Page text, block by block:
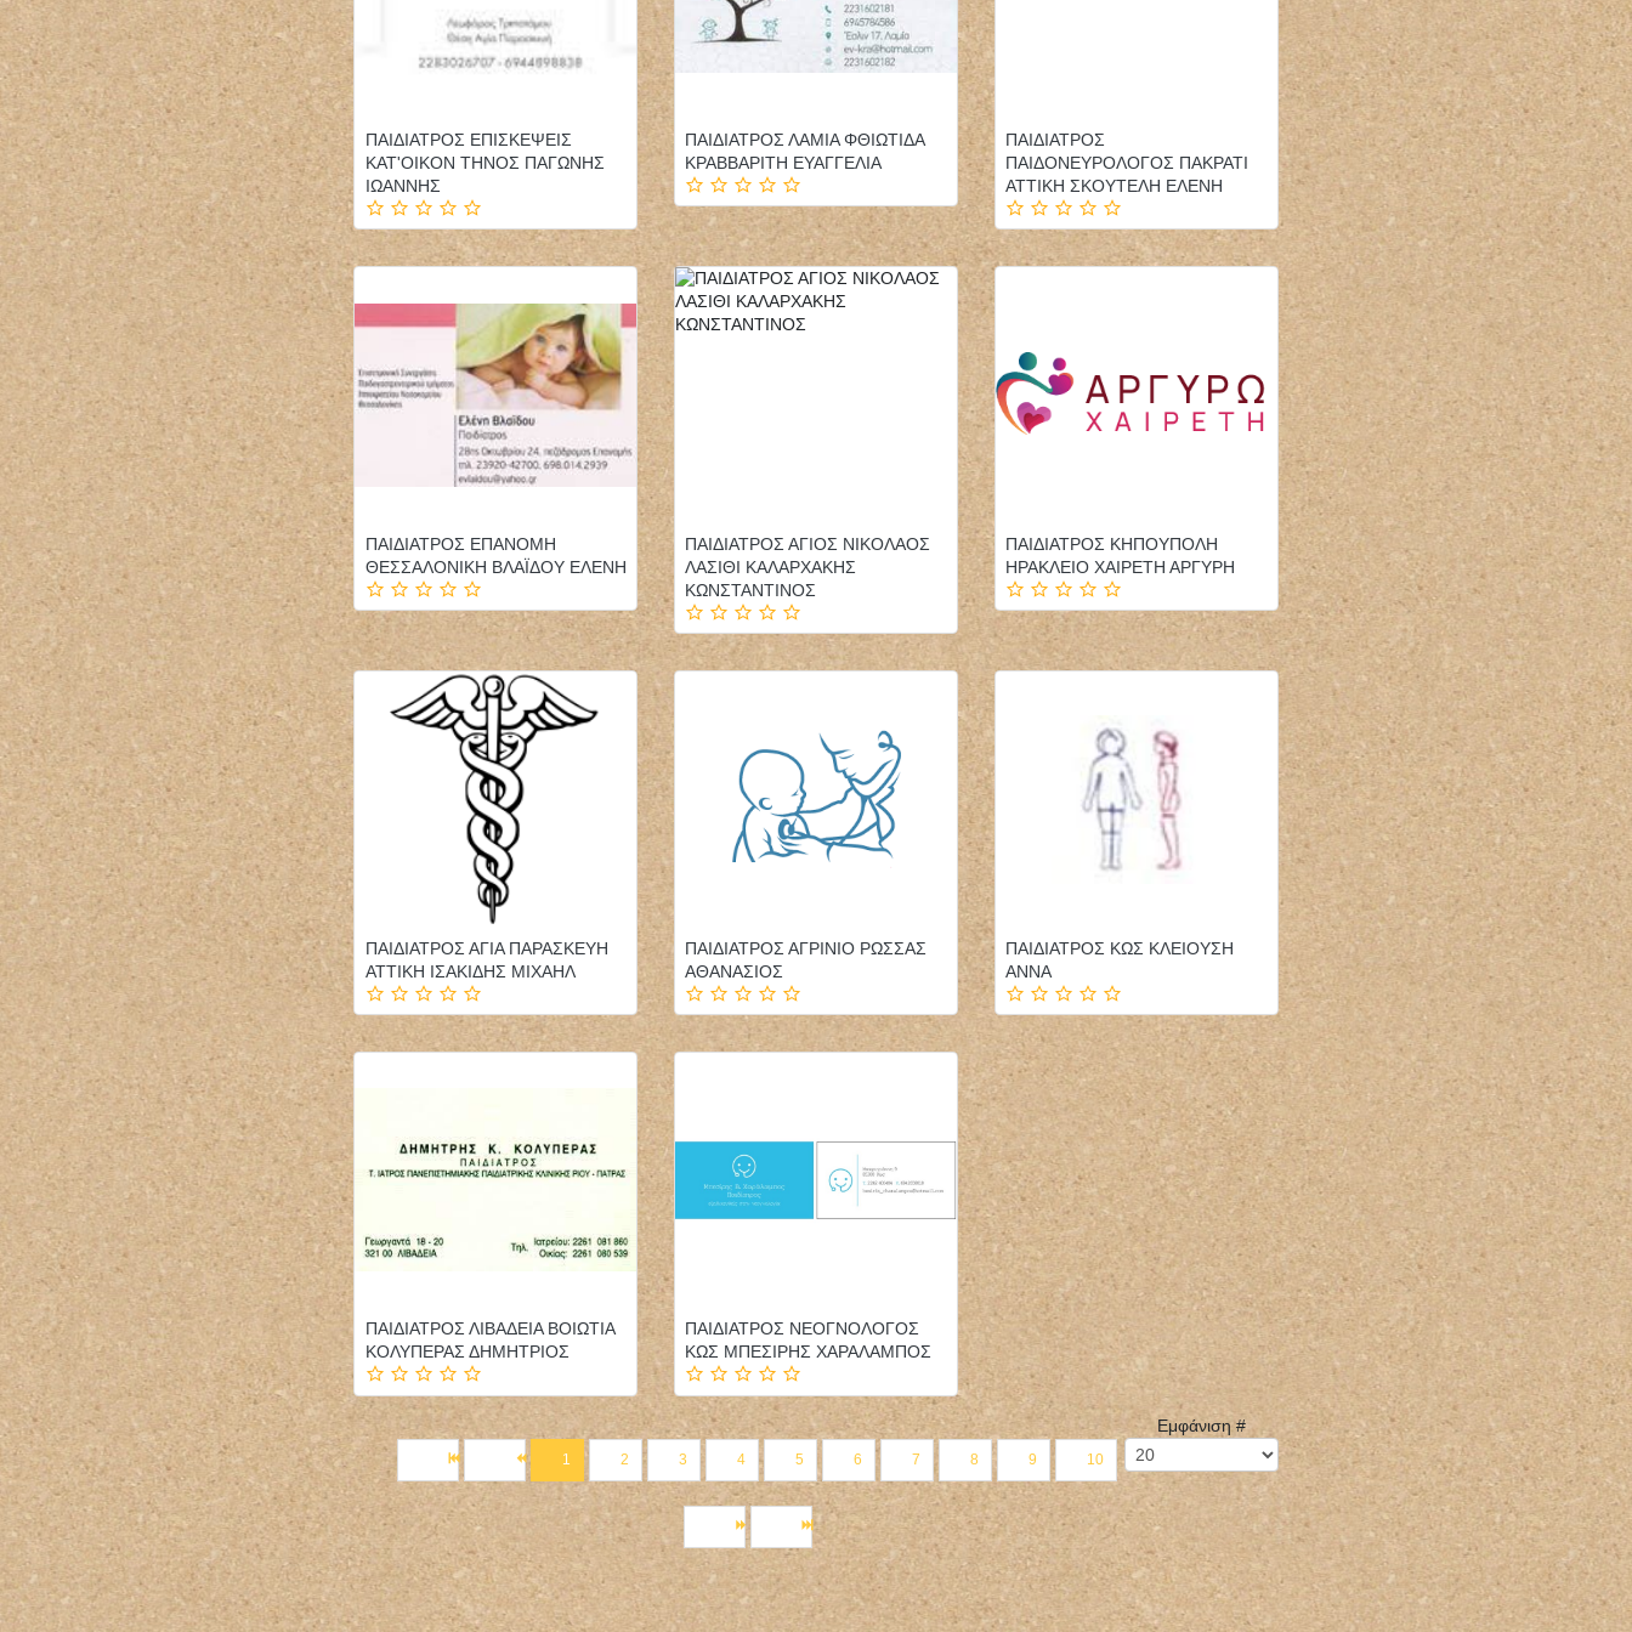
ΠΑΙΔΙΑΤΡΟΣ ΕΠΙΣΚΕΨΕΙΣ
ΚΑΤ'ΟΙΚΟΝ ΤΗΝΟΣ ΠΑΓΩΝΗΣ
ΙΩΑΝΝΗΣ
ΠΑΙΔΙΑΤΡΟΣ ΛΑΜΙΑ ΦΘΙΩΤΙΔΑ
ΚΡΑΒΒΑΡΙΤΗ ΕΥΑΓΓΕΛΙΑ
ΠΑΙΔΙΑΤΡΟΣ
ΠΑΙΔΟΝΕΥΡΟΛΟΓΟΣ ΠΑΚΡΑΤΙ
ΑΤΤΙΚΗ ΣΚΟΥΤΕΛΗ ΕΛΕΝΗ
ΠΑΙΔΙΑΤΡΟΣ ΕΠΑΝΟΜΗ
ΘΕΣΣΑΛΟΝΙΚΗ ΒΛΑΪΔΟΥ ΕΛΕΝΗ
ΠΑΙΔΙΑΤΡΟΣ ΑΓΙΟΣ ΝΙΚΟΛΑΟΣ
ΛΑΣΙΘΙ ΚΑΛΑΡΧΑΚΗΣ
ΚΩΝΣΤΑΝΤΙΝΟΣ
ΠΑΙΔΙΑΤΡΟΣ ΚΗΠΟΥΠΟΛΗ
ΗΡΑΚΛΕΙΟ ΧΑΙΡΕΤΗ ΑΡΓΥΡΗ
ΠΑΙΔΙΑΤΡΟΣ ΑΓΙΑ ΠΑΡΑΣΚΕΥΗ
ΑΤΤΙΚΗ ΙΣΑΚΙΔΗΣ ΜΙΧΑΗΛ
ΠΑΙΔΙΑΤΡΟΣ ΑΓΡΙΝΙΟ ΡΩΣΣΑΣ
ΑΘΑΝΑΣΙΟΣ
ΠΑΙΔΙΑΤΡΟΣ ΚΩΣ ΚΛΕΙΟΥΣΗ
ΑΝΝΑ
ΠΑΙΔΙΑΤΡΟΣ ΛΙΒΑΔΕΙΑ ΒΟΙΩΤΙΑ
ΚΟΛΥΠΕΡΑΣ ΔΗΜΗΤΡΙΟΣ
ΠΑΙΔΙΑΤΡΟΣ ΝΕΟΓΝΟΛΟΓΟΣ
ΚΩΣ ΜΠΕΣΙΡΗΣ ΧΑΡΑΛΑΜΠΟΣ
Εμφάνιση #
1 2 3 4 5 6 7 8 9 10